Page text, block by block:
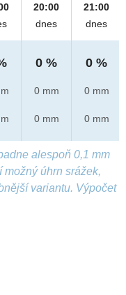
20:00
dnes
0 %
0 mm
0 mm
21:00
dnes
0 %
0 mm
0 mm
alespoň 0,1 mm
úhrn srážek,
variantu. Výpočet